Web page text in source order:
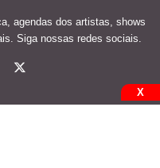
agendas dos artistas, shows
Siga nossas redes sociais.
X